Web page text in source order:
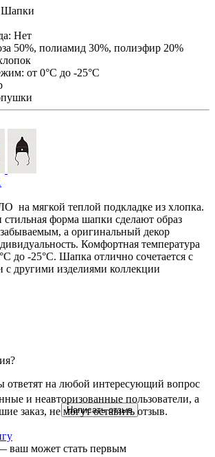
Шапки
Нет
50%, полиамид 30%, полиэфир 20%
от 0°С до -25°С
на мягкой теплой подкладке из хлопка.
стильная форма шапки сделают образ
а оригинальный декор
Комфортная температура
до -25°С. Шапка отлично сочетается с
с другими изделиями коллекции
ответят на любой интересующий вопрос
Написать отзыв
и неавторизованные пользователи, а
заказ, не могут оставить отзыв.
ваш может стать первым